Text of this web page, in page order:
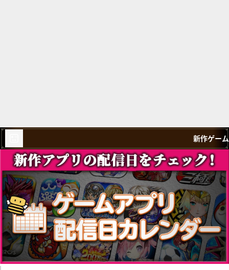
新作ゲーム